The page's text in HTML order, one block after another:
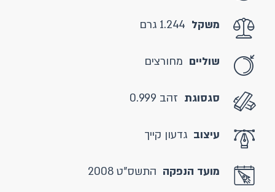
משקל 1.244 גרם
שוליים מחורצים
סגסוגת זהב 0.999
עיצוב גדעון קייך
מועד הנפקה התשס"ט 2008